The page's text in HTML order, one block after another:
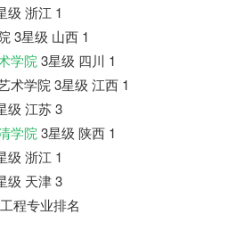
级 浙江 1
3星级 山西 1
学院 3星级 四川 1
术学院 3星级 江西 1
级 江苏 3
学院 3星级 陕西 1
级 浙江 1
级 天津 3
程专业排名